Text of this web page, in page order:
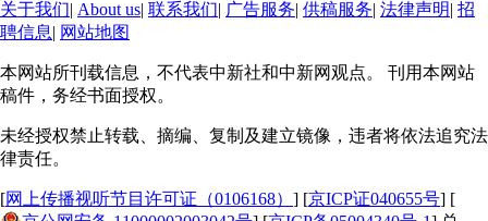
关于我们| About us| 联系我们| 广告服务| 供稿服务| 法律声明| 招
聘信息| 网站地图
本网站所刊载信息，不代表中新社和中新网观点。 刊用本网站
稿件，务经书面授权。
未经授权禁止转载、摘编、复制及建立镜像，违者将依法追究法
律责任。
[网上传播视听节目许可证（0106168） ] [京ICP证040655号] [